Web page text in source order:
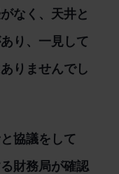
なく、天井と
り、一見して
りませんでし
協議をして
財務局が確認